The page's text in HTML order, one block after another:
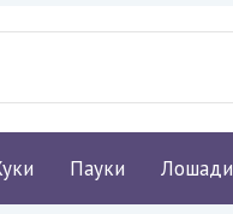
Пауки Лошади